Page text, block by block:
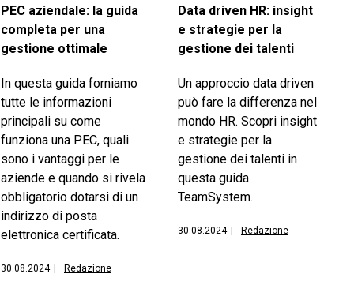
PEC aziendale: la guida
completa per una
gestione ottimale
In questa guida forniamo
tutte le informazioni
principali su come
funziona una PEC, quali
sono i vantaggi per le
aziende e quando si rivela
obbligatorio dotarsi di un
indirizzo di posta
elettronica certificata.
30.08.2024 Redazione
Data driven HR: insight
e strategie per la
gestione dei talenti
Un approccio data driven
può fare la differenza nel
mondo HR. Scopri insight
e strategie per la
gestione dei talenti in
questa guida
TeamSystem.
30.08.2024 Redazione